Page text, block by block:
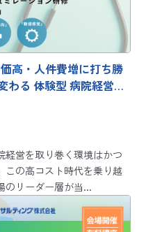
高・人件費増に打ち勝
わる 体験型 病院経営シ
経営を取り巻く環境はかつ
この高コスト時代を乗り越
のリーダー層が当...